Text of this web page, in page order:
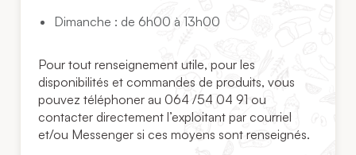
Dimanche : de 6h00 à 13h00
Pour tout renseignement utile, pour les
disponibilités et commandes de produits, vous
pouvez téléphoner au 064 /54 04 91 ou
contacter directement l’exploitant par courriel
et/ou Messenger si ces moyens sont renseignés.